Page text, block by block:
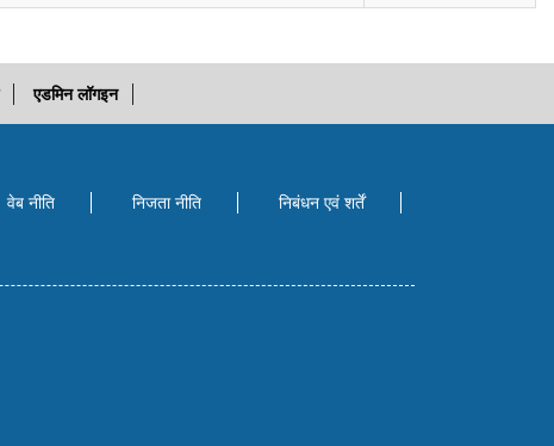
एडमिन लॉगइन
वेब नीति निजता नीति निबंधन एवं शर्तें